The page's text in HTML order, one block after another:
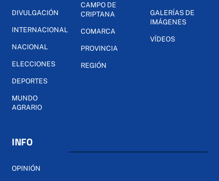
DIVULGACIÓN
INTERNACIONAL
NACIONAL
ELECCIONES
DEPORTES
MUNDO
AGRARIO
CAMPO DE
CRIPTANA
COMARCA
PROVINCIA
REGIÓN
GALERÍAS DE
IMÁGENES
VÍDEOS
INFO
OPINIÓN